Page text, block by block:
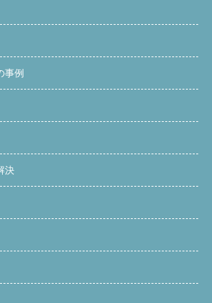
ラム洗濯機の「埃・臭い・乾かない」って
自分で掃除できる範囲・できない範囲 プロ
で対応してもらえるのか 料金の目安と作業
東京都江戸川区を中心に関東全域 よくある
ぽい…。こんな経験はありませんか？ 実は、
は内部が複雑な構造になっていて、埃が溜ま
所もあります。特にPanasonicのNA-
事例
決